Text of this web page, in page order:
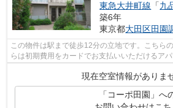
東急大井町線 「九
築6年
東京都大田区田園
この物件は駅まで徒歩12分の立地です。こちら
らは初期費用をカードでお支払いいただけるア
現在空室情報がありま
「コーポ田園」へ